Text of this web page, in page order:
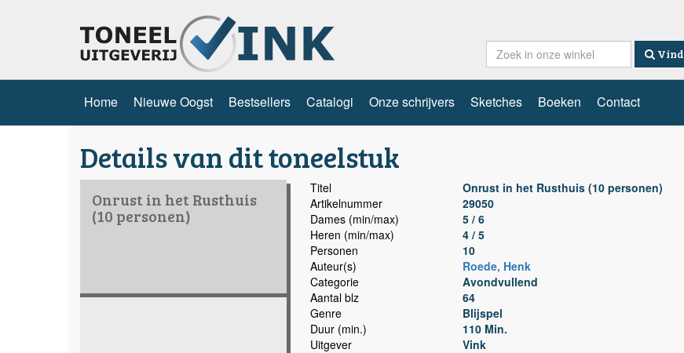
Vind
Home Nieuwe Oogst Bestsellers Catalogi Onze schrijvers Sketches Boeken Contact
Details van dit toneelstuk
Onrust in het Rusthuis
(10 personen)
Titel
Onrust in het Rusthuis (10 personen)
Artikelnummer
29050
Dames (min/max)
5 / 6
Heren (min/max)
4 / 5
Personen
10
Auteur(s)
Roede, Henk
Categorie
Avondvullend
Aantal blz
64
Genre
Blijspel
Duur (min.)
110 Min.
Uitgever
Vink